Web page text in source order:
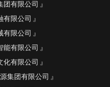
团有限公司
有限公司
有限公司
能有限公司
化有限公司
集团有限公司